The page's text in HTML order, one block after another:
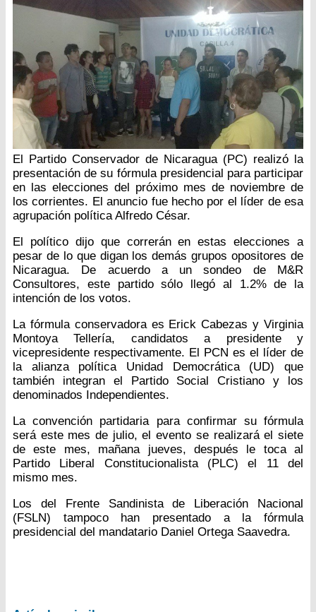
El Partido Conservador de Nicaragua (PC) realizó la
presentación de su fórmula presidencial para participar
en las elecciones del próximo mes de noviembre de
los corrientes. El anuncio fue hecho por el líder de esa
agrupación política Alfredo César.
El político dijo que correrán en estas elecciones a
pesar de lo que digan los demás grupos opositores de
Nicaragua. De acuerdo a un sondeo de M&R
Consultores, este partido sólo llegó al 1.2% de la
intención de los votos.
La fórmula conservadora es Erick Cabezas y Virginia
Montoya Tellería, candidatos a presidente y
vicepresidente respectivamente. El PCN es el líder de
la alianza política Unidad Democrática (UD) que
también integran el Partido Social Cristiano y los
denominados Independientes.
La convención partidaria para confirmar su fórmula
será este mes de julio, el evento se realizará el siete
de este mes, mañana jueves, después le toca al
Partido Liberal Constitucionalista (PLC) el 11 del
mismo mes.
Los del Frente Sandinista de Liberación Nacional
(FSLN) tampoco han presentado a la fórmula
presidencial del mandatario Daniel Ortega Saavedra.